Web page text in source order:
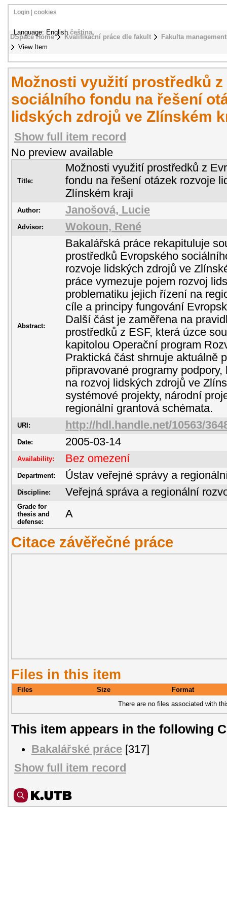
DSpace Home Kvalifikační práce dle fakult
Fakulta
View Item
Login cookies
Language: Englishčeština
Možnosti využití prostředků
sociálního fondu na řešení
lidských zdrojů ve Zlínském
Show full item record
No preview available
Title:
Možnosti využití prostředků z
fondu na řešení otázek rozvoje
Zlínském kraji
Author: Janošová, Lucie
Advisor: Wokoun, René
Abstract:
Bakalářská práce rekapituluje
prostředků Evropského
rozvoje lidských zdrojů ve
práce vymezuje pojem rozvoj
problematiku jejich řízení na
cíle a principy fungování
Další část je zaměřena na
prostředků z ESF, která úzce
kapitolou Operační program
Praktická část shrnuje aktuálně
připravované programy
na rozvoj lidských zdrojů ve
systémové projekty, národní
regionální grantová schémata.
URI: http://hdl.handle.net/10563/
Date: 2005-03-14
Availability: Bez omezení
Department: Ústav veřejné správy a
Discipline: Veřejná správa a regionální
Grade for
thesis and
defense:
A
Citace závěřečné práce
Files in this item
Files Size
Format
There are no files associated with
This item appears in the following
Bakalářské práce [317]
Show full item record